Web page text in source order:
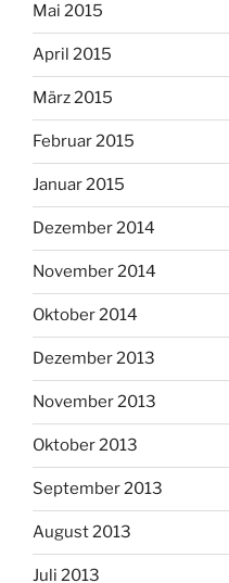
Mai 2015
April 2015
März 2015
Februar 2015
Januar 2015
Dezember 2014
November 2014
Oktober 2014
Dezember 2013
November 2013
Oktober 2013
September 2013
August 2013
Juli 2013